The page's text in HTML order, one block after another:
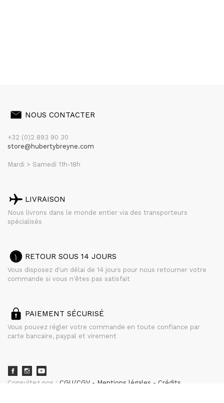
NOUS CONTACTER
+32 (0)2 893 90 30
store@hubertybreyne.com
Mardi > Samedi 11h-18h
LIVRAISON
Nous livrons dans le monde entier via des transporteurs
spécialisés
RETOUR SOUS 14 JOURS
Vous disposez d'un délai de 14 jours pour nous retourner votre
commande si vous n'êtes pas satisfait
PAIEMENT SÉCURISÉ
Vous pouvez régler votre commande en toute confiance par
carte bancaire, paypal et virement
Consultez nos : CGU/CGV Mentions légales
Crédits